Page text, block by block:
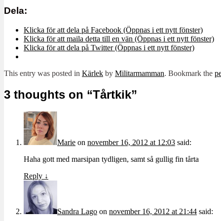
Dela:
Klicka för att dela på Facebook (Öppnas i ett nytt fönster)
Klicka för att maila detta till en vän (Öppnas i ett nytt fönster)
Klicka för att dela på Twitter (Öppnas i ett nytt fönster)
This entry was posted in Kärlek by Militarmamman. Bookmark the
3 thoughts on “Tårtkik”
Marie on november 16, 2012 at 12:03 said:
Haha gott med marsipan tydligen, samt så gullig fin tårta
Reply ↓
Sandra Lago on november 16, 2012 at 21:44 said: